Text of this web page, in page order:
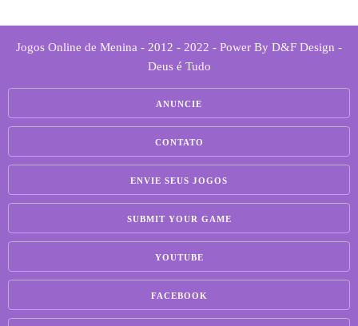
Jogos Online de Menina - 2012 - 2022 - Power By D&F Design -
Deus é Tudo
ANUNCIE
CONTATO
ENVIE SEUS JOGOS
SUBMIT YOUR GAME
YOUTUBE
FACEBOOK